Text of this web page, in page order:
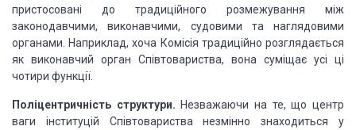
пристосовані до традиційного розмежування між
законодавчими, виконавчими, судовими та наглядовими
органами. Наприклад, хоча Комісія традиційно розглядається
як виконавчий орган Співтовариства, вона суміщає усі ці
чотири функції.
Поліцентричність структури. Незважаючи на те, що центр
ваги інституцій Співтовариства незмінно знаходиться у